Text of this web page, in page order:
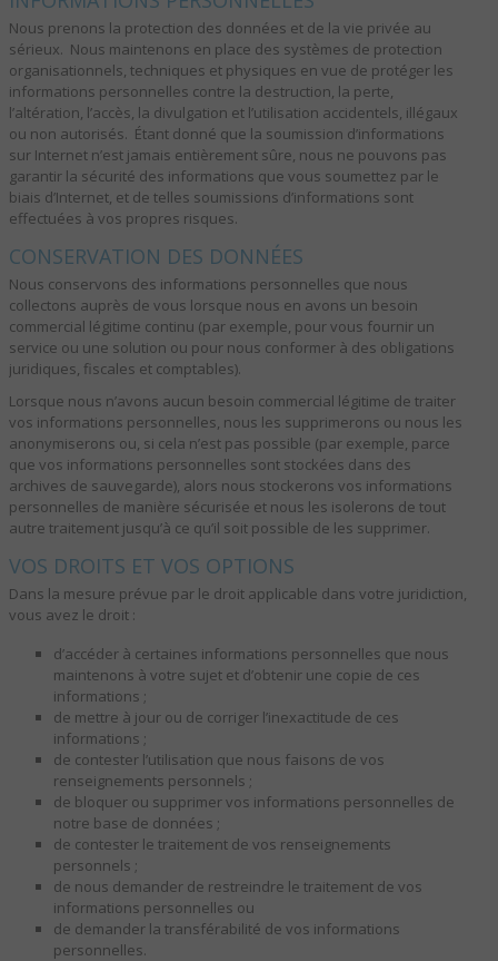
Nous prenons la protection des données et de la vie privée au
sérieux. Nous maintenons en place des systèmes de protection
organisationnels, techniques et physiques en vue de protéger les
informations personnelles contre la destruction, la perte,
l’altération, l’accès, la divulgation et l’utilisation accidentels, illégaux
ou non autorisés. Étant donné que la soumission d’informations
sur Internet n’est jamais entièrement sûre, nous ne pouvons pas
garantir la sécurité des informations que vous soumettez par le
biais d’Internet, et de telles soumissions d’informations sont
effectuées à vos propres risques.
CONSERVATION DES DONNÉES
Nous conservons des informations personnelles que nous
collectons auprès de vous lorsque nous en avons un besoin
commercial légitime continu (par exemple, pour vous fournir un
service ou une solution ou pour nous conformer à des obligations
juridiques, fiscales et comptables).
Lorsque nous n’avons aucun besoin commercial légitime de traiter
vos informations personnelles, nous les supprimerons ou nous les
anonymiserons ou, si cela n’est pas possible (par exemple, parce
que vos informations personnelles sont stockées dans des
archives de sauvegarde), alors nous stockerons vos informations
personnelles de manière sécurisée et nous les isolerons de tout
autre traitement jusqu’à ce qu’il soit possible de les supprimer.
VOS DROITS ET VOS OPTIONS
Dans la mesure prévue par le droit applicable dans votre juridiction,
vous avez le droit :
d’accéder à certaines informations personnelles que nous
maintenons à votre sujet et d’obtenir une copie de ces
informations ;
de mettre à jour ou de corriger l’inexactitude de ces
informations ;
de contester l’utilisation que nous faisons de vos
renseignements personnels ;
de bloquer ou supprimer vos informations personnelles de
notre base de données ;
de contester le traitement de vos renseignements
personnels ;
de nous demander de restreindre le traitement de vos
informations personnelles ou
de demander la transférabilité de vos informations
personnelles.